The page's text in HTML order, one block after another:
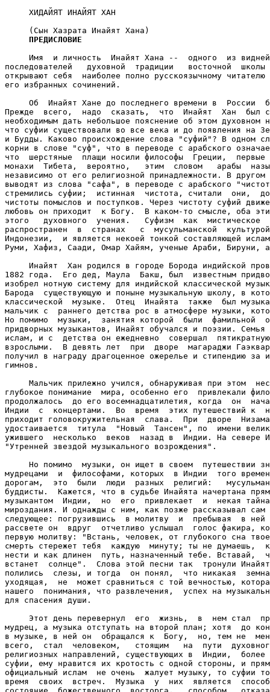
     ХИДАЙЯТ ИНАЙЯТ ХАН
     (Сын Хазрата Инайят Хана)
ПРЕДИСЛОВИЕ